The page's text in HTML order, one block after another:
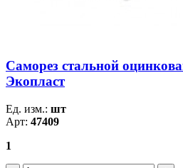
Саморез стальной
Экопласт
Ед. изм.: шт
Арт: 47409
1